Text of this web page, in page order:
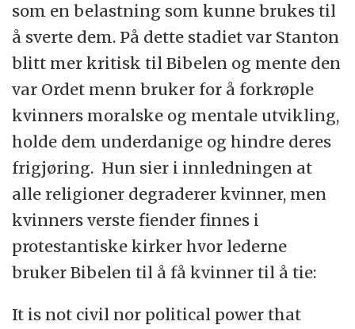
som en belastning som kunne brukes til
å sverte dem. På dette stadiet var Stanton
blitt mer kritisk til Bibelen og mente den
var Ordet menn bruker for å forkrøple
kvinners moralske og mentale utvikling,
holde dem underdanige og hindre deres
frigjøring. Hun sier i innledningen at
alle religioner degraderer kvinner, men
kvinners verste fiender finnes i
protestantiske kirker hvor lederne
bruker Bibelen til å få kvinner til å tie:
It is not civil nor political power that